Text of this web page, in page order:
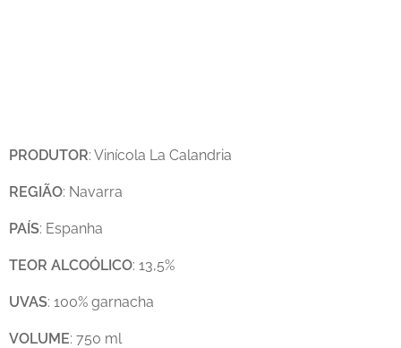
PRODUTOR: Vinícola La Calandria
REGIÃO: Navarra
PAÍS: Espanha
TEOR ALCOÓLICO: 13,5%
UVAS: 100% garnacha
VOLUME: 750 ml